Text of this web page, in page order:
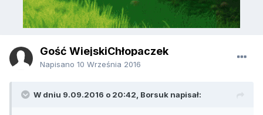
Gość WiejskiChłopaczek
Napisano 10 Września 2016
W dniu 9.09.2016 o 20:42, Borsuk napisał: